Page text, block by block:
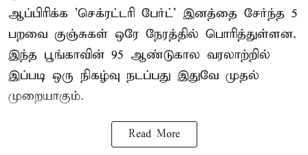
ஆப்பிரிக்க 'செக்ரட்டரி பேர்ட்' இனத்தை சேர்ந்த 5
பறவை குஞ்சுகள் ஒரே நேரத்தில் பொரித்துள்ளன.
இந்த பூங்காவின் 95 ஆண்டுகால வரலாற்றில்
இப்படி ஒரு நிகழ்வு நடப்பது இதுவே முதல்
முறையாகும்.
Read More